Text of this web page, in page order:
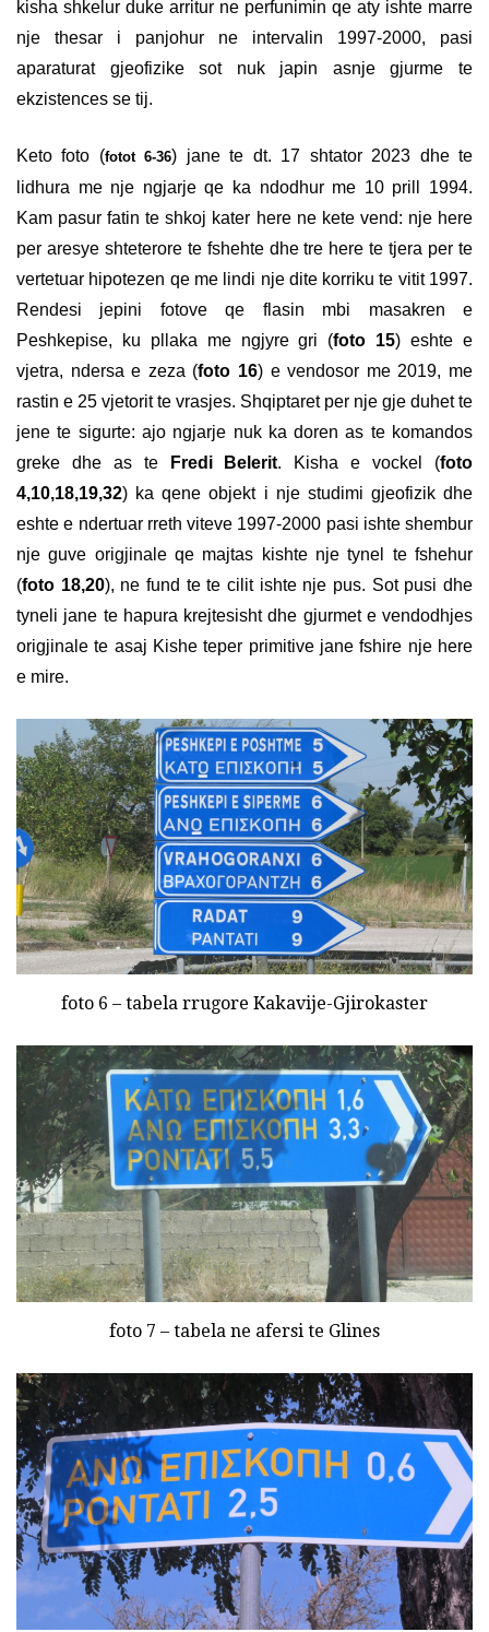
kisha shkelur duke arritur ne perfunimin qe aty ishte marre
nje thesar i panjohur ne intervalin 1997-2000, pasi
aparaturat gjeofizike sot nuk japin asnje gjurme te
ekzistences se tij.
Keto foto (fotot 6-36) jane te dt. 17 shtator 2023 dhe te
lidhura me nje ngjarje qe ka ndodhur me 10 prill 1994.
Kam pasur fatin te shkoj kater here ne kete vend: nje here
per aresye shteterore te fshehte dhe tre here te tjera per te
vertetuar hipotezen qe me lindi nje dite korriku te vitit 1997.
Rendesi jepini fotove qe flasin mbi masakren e
Peshkepise, ku pllaka me ngjyre gri (foto 15) eshte e
vjetra, ndersa e zeza (foto 16) e vendosor me 2019, me
rastin e 25 vjetorit te vrasjes. Shqiptaret per nje gje duhet te
jene te sigurte: ajo ngjarje nuk ka doren as te komandos
greke dhe as te
Fredi Belerit. Kisha e vockel (foto
4,10,18,19,32) ka qene objekt i nje studimi gjeofizik dhe
eshte e ndertuar rreth viteve 1997-2000 pasi ishte shembur
nje guve origjinale qe majtas kishte nje tynel te fshehur
(foto 18,20), ne fund te te cilit ishte nje pus. Sot pusi dhe
tyneli jane te hapura krejtesisht dhe gjurmet e vendodhjes
origjinale te asaj Kishe teper primitive jane fshire nje here
e mire.
foto 6 – tabela rrugore Kakavije-Gjirokaster
foto 7 – tabela ne afersi te Glines